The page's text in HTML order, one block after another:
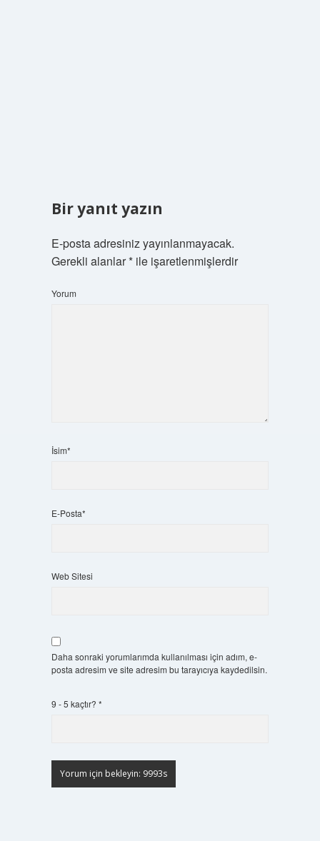
Bir yanıt yazın
E-posta adresiniz yayınlanmayacak.
Gerekli alanlar*ile işaretlenmişlerdir
Yorum
İsim*
E-Posta*
Web Sitesi
Daha sonraki yorumlarımda kullanılması için adım, e-
posta adresim ve site adresim bu tarayıcıya kaydedilsin.
9 - 5 kaçtır? *